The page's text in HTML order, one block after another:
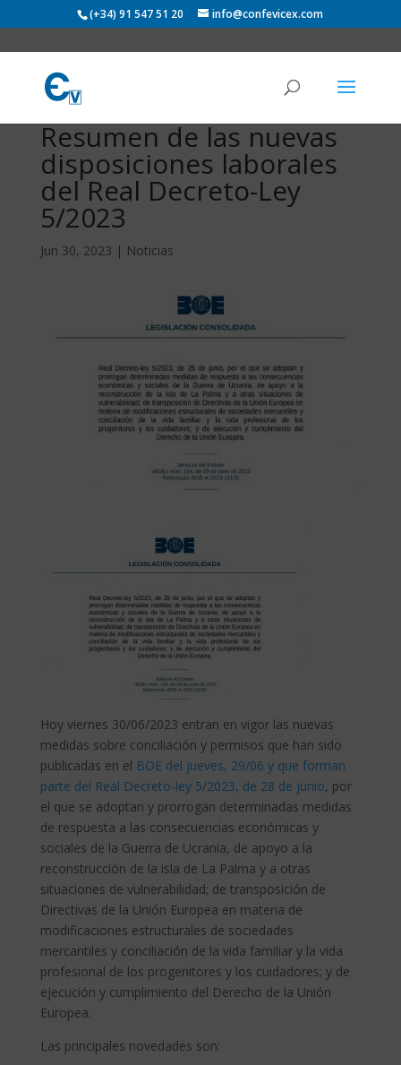
(+34) 91 547 51 20 info@confevicex.com
Resumen de las nuevas
disposiciones laborales
del Real Decreto-Ley
5/2023
Jun 30, 2023 | Noticias
Hoy viernes 30/06/2023 entran en vigor las nuevas
medidas sobre conciliación y permisos que han sido
publicadas en el BOE del jueves, 29/06 y que forman
parte del Real Decreto-ley 5/2023, de 28 de junio, por
el que se adoptan y prorrogan determinadas medidas
de respuesta a las consecuencias económicas y
sociales de la Guerra de Ucrania, de apoyo a la
reconstrucción de la isla de La Palma y a otras
situaciones de vulnerabilidad; de transposición de
Directivas de la Unión Europea en materia de
modificaciones estructurales de sociedades
mercantiles y conciliación de la vida familiar y la vida
profesional de los progenitores y los cuidadores; y de
ejecución y cumplimiento del Derecho de la Unión
Europea.
Las principales novedades son: